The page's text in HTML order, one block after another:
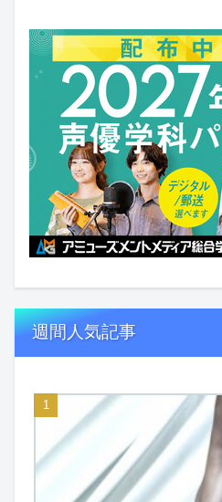
週間人気記事